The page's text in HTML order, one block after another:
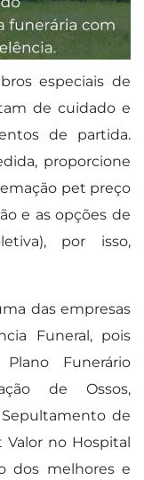
especiais de
de cuidado e
de partida.
proporcione
pet preço
e as opções de
por isso,
das empresas
Funeral, pois
Funerário
de Ossos,
de
Valor no Hospital
dos melhores e